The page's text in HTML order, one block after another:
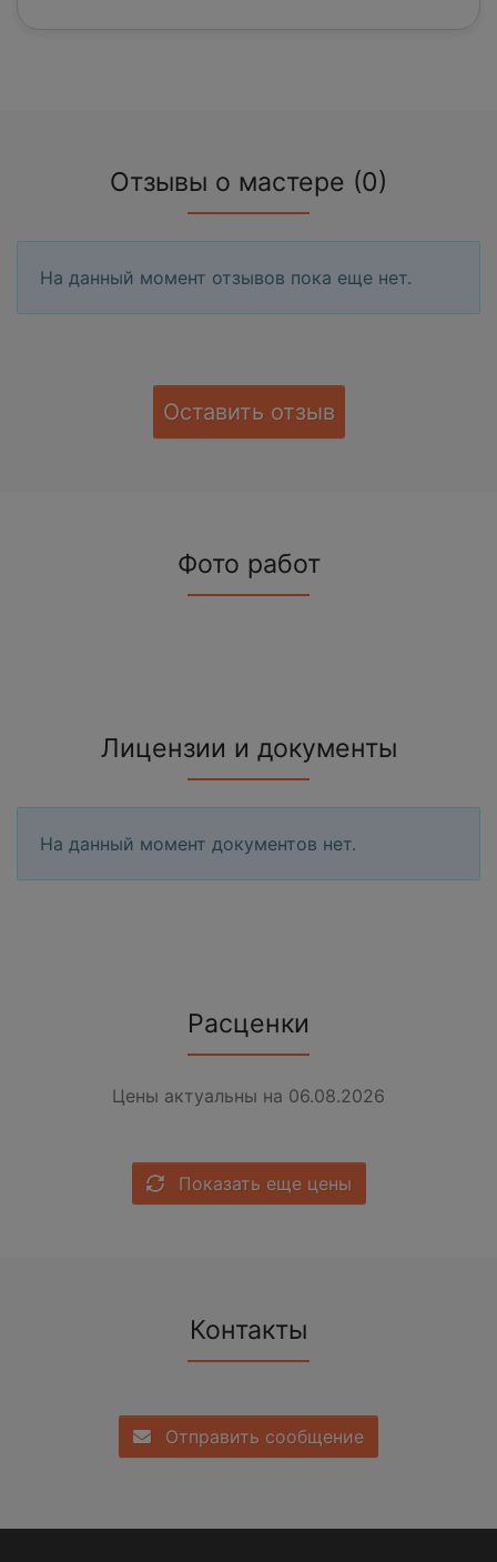
Отзывы о мастере (0)
На данный момент отзывов пока еще нет.
Оставить отзыв
Фото работ
Лицензии и документы
На данный момент документов нет.
Расценки
Цены актуальны на 06.08.2026
Показать еще цены
Контакты
Отправить сообщение